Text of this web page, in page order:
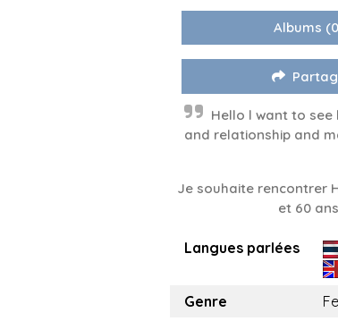
Albums
Hello l want to see
and relationship and
Je souhaite rencontrer
et 60 ans
Langues parlées
Genre